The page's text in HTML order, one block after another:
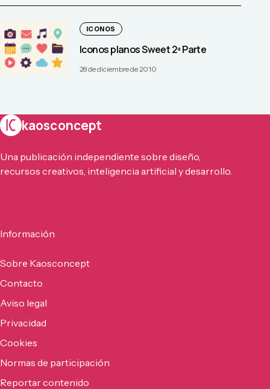
ICONOS
Iconos planos Sweet 2ª Parte
28 de diciembre de 2010
kaosconcept
Una publicación independiente sobre diseño,
recursos creativos, inteligencia artificial y desarrollo.
Información
Sobre Kaosconcept
Contacto
Aviso legal
Privacidad
Cookies
Normas de participación
Reportar contenido